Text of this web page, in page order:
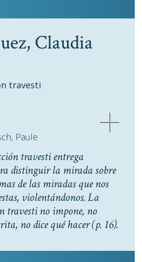
Claudia
travesti
Paule
travesti entrega
distinguir la mirada sobre
de las miradas que nos
violentándonos. La
travesti no impone, no
no dice qué hacer(p. 16).